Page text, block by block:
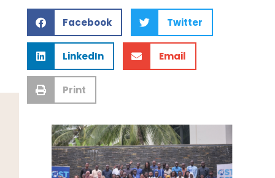
Facebook Twitter
LinkedIn Email
Print